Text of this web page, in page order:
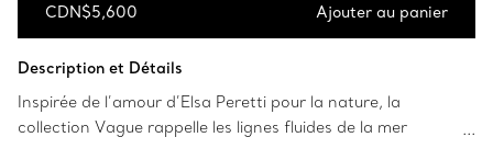
CDN$5,600 Ajouter au panier
Description et Détails
Inspirée de l’amour d’Elsa Peretti pour la nature, la
collection Vague rappelle les lignes fluides de la mer